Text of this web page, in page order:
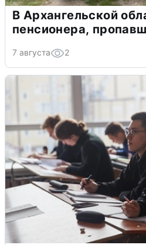
В Архангельской
пенсионера,
7 августа 2